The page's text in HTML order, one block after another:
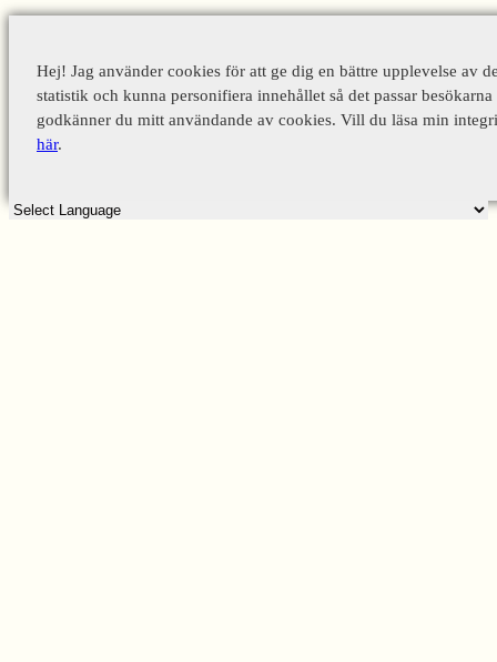
Hej! Jag använder cookies för att ge dig en bättre upplevelse av
statistik och kunna personifiera innehållet så det passar
godkänner du mitt användande av cookies. Vill du läsa min
här.